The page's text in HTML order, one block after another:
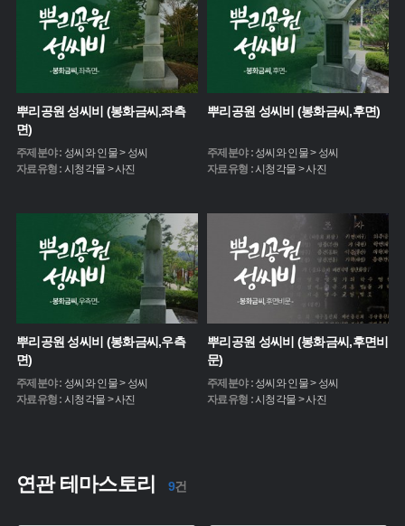
뿌리공원 성씨비 (봉화금씨,좌측
면)
주제분야 : 성씨와 인물 > 성씨
자료유형 : 시청각물 > 사진
뿌리공원 성씨비 (봉화금씨,후면)
주제분야 :성씨와 인물 > 성씨
자료유형 :시청각물 > 사진
뿌리공원 성씨비 (봉화금씨,우측
면)
주제분야 : 성씨와 인물 > 성씨
자료유형 : 시청각물 > 사진
뿌리공원 성씨비 (봉화금씨,후면비
문)
주제분야 :성씨와 인물 > 성씨
자료유형 :시청각물 > 사진
연관 테마스토리 9건